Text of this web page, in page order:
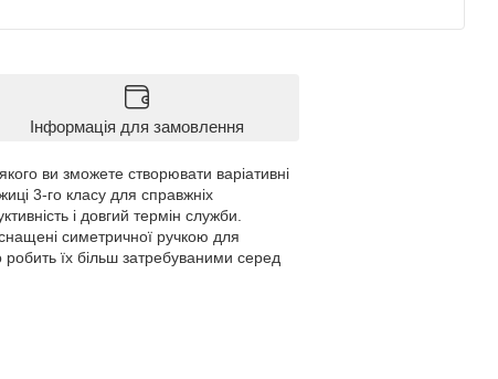
Інформація для замовлення
ви зможете створювати варіативні
3-го класу для справжніх
і довгий термін служби.
симетричної ручкою для
їх більш затребуваними серед